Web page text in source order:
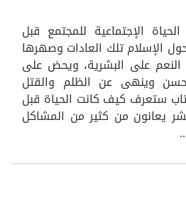
الإجتماعية للمجتمع قبل
الإسلام تلك العادات وصهرها
على البشرية، ويحض على
وينهى عن الظلم والقتل
ستعرف كيف كانت الحياة قبل
يعانون من كثير من المشاكل